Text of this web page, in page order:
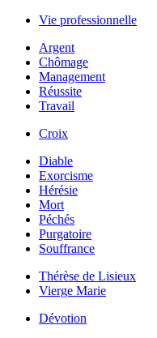
Vie professionnelle
Argent
Chômage
Management
Réussite
Travail
Croix
Diable
Exorcisme
Hérésie
Mort
Péchés
Purgatoire
Souffrance
Thérèse de Lisieux
Vierge Marie
Dévotion